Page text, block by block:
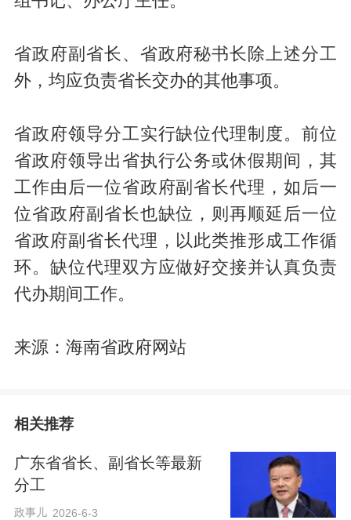
省政府副省长、省政府秘书长除上述分工
外，均应负责省长交办的其他事项。
省政府领导分工实行缺位代理制度。前位
省政府领导出省执行公务或休假期间，其
工作由后一位省政府副省长代理，如后一
位省政府副省长也缺位，则再顺延后一位
省政府副省长代理，以此类推形成工作循
环。缺位代理双方应做好交接并认真负责
代办期间工作。
来源：海南省政府网站
相关推荐
广东省省长、副省长等最新
分工
政事儿 2026-6-3